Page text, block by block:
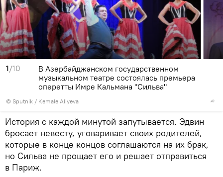
1/10
© Sputnik / Kemale Aliyeva
В Азербайджанском государственном
музыкальном театре состоялась премьера
оперетты Имре Кальмана "Сильва"
История с каждой минутой запутывается. Эдвин
бросает невесту, уговаривает своих родителей,
которые в конце концов соглашаются на их брак,
но Сильва не прощает его и решает отправиться
в Париж.